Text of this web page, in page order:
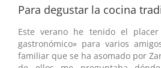
Para degustar la cocina
Este verano he tenido el
gastronómico» para varios
familiar que se ha asomado por